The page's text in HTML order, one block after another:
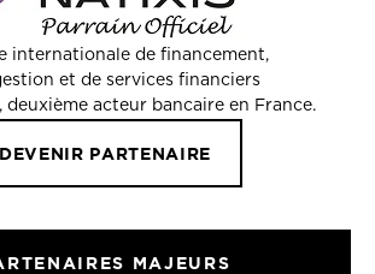
internationale de financement,
et de services financiers
deuxième acteur bancaire en France.
DEVENIR PARTENAIRE
MAJEURS